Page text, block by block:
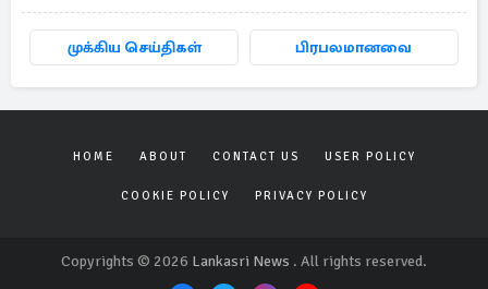
முக்கிய செய்திகள் பிரபலமானவை
HOME ABOUT CONTACT US USER POLICY
COOKIE POLICY PRIVACY POLICY
Copyrights © 2026 Lankasri News . All rights reserved.